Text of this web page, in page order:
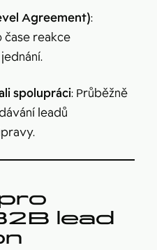
Agreement):
čase reakce
spolupráci: Průběžně
leadů
lead